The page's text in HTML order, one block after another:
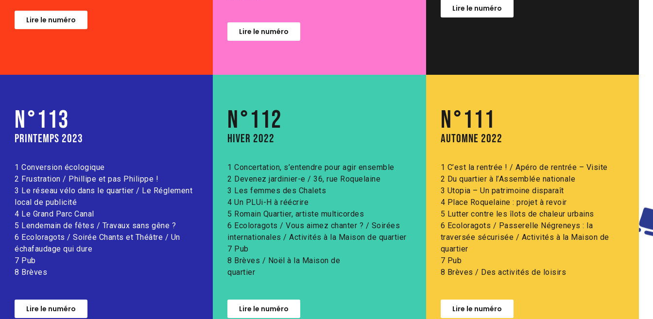
Lire le numéro
Lire le numéro
Lire le numéro
N°113
Printemps 2023
1 Conversion écologique
2 Frustration / Phillipe et pas Philippe !
3 Le réseau vélo dans le quartier / Le Réglement
local de publicité
4 Le Grand Parc Canal
5 Lendemain de fêtes / Travaux sans gêne ?
6 Ecoloragots / Soirée Chants et Théâtre / Un
échafaudage qui dure
7 Pub
8 Brèves
Lire le numéro
N°112
Hiver 2022
1 Concertation, s’entendre pour agir ensemble
2 Devenez jardinier-e / 36, rue Roquelaine
3 Les femmes des Chalets
4 Un PLUi-H à réécrire
5 Romain Quartier, artiste multicordes
6 Ecoloragots / Vous aimez chanter ? / Soirées
internationales / Activités à la Maison de quartier
7 Pub
8 Brèves / Noël à la Maison de
quartier
Lire le numéro
N°111
Automne 2022
1 C’est la rentrée ! / Apéro de rentrée – Visite
2 Du quartier à l’Assemblée nationale
3 Utopia – Un patrimoine disparaît
4 Place Roquelaine : projet à revoir
5 Lutter contre les îlots de chaleur urbains
6 Ecoloragots / Passerelle Négreneys : la
traversée sécurisée / Activités à la Maison de
quartier
7 Pub
8 Brèves / Des activités de loisirs
Lire le numéro